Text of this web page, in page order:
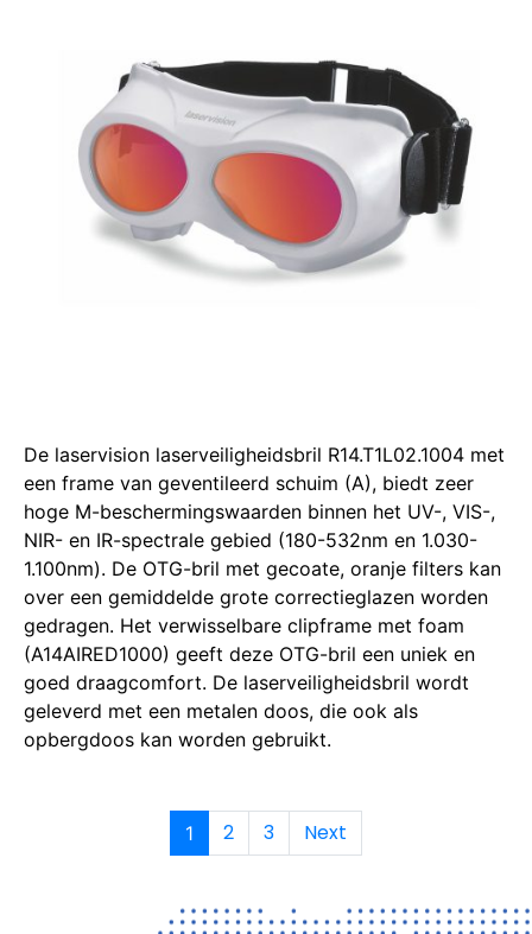
De laservision laserveiligheidsbril R14.T1L02.1004 met
een frame van geventileerd schuim (A), biedt zeer
hoge M-beschermingswaarden binnen het UV-, VIS-,
NIR- en IR-spectrale gebied (180-532nm en 1.030-
1.100nm). De OTG-bril met gecoate, oranje filters kan
over een gemiddelde grote correctieglazen worden
gedragen. Het verwisselbare clipframe met foam
(A14AIRED1000) geeft deze OTG-bril een uniek en
goed draagcomfort. De laserveiligheidsbril wordt
geleverd met een metalen doos, die ook als
opbergdoos kan worden gebruikt.
1 2 3 Next